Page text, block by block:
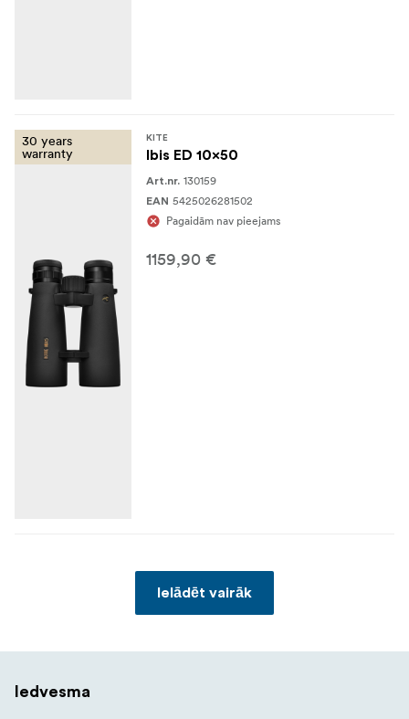
30 years
warranty
KITE
Ibis ED 10x50
Art.nr. 130159
EAN 5425026281502
Pagaidām nav pieejams
1159,90 €
Ielādēt vairāk
Iedvesma